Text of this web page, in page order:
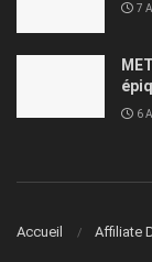
7
6
Accueil Affiliate